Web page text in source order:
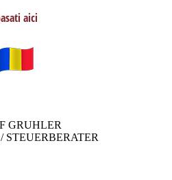
aici
GRUHLER
STEUERBERATER